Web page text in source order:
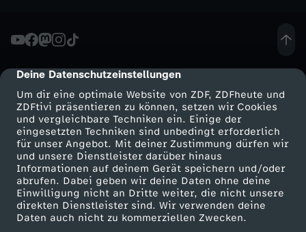
cmp-dialog-description
Deine Datenschutzeinstellungen
Um dir eine optimale Website von ZDF, ZDFheute und
ZDFtivi präsentieren zu können, setzen wir Cookies
und vergleichbare Techniken ein. Einige der
eingesetzten Techniken sind unbedingt erforderlich
für unser Angebot. Mit deiner Zustimmung dürfen wir
und unsere Dienstleister darüber hinaus
Informationen auf deinem Gerät speichern und/oder
abrufen. Dabei geben wir deine Daten ohne deine
Einwilligung nicht an Dritte weiter, die nicht unsere
direkten Dienstleister sind. Wir verwenden deine
Daten auch nicht zu kommerziellen Zwecken.
o
w
-
B
a
r
Mehr ZDF
ZDF-Apps
Smart TV
ZDFtext
Service
ZDFmitreden
Kontakt zum ZDF
Tickets